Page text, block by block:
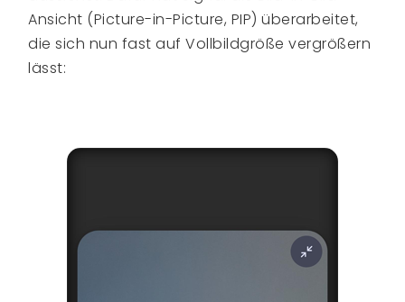
Ansicht (Picture-in-Picture, PIP) überarbeitet,
die sich nun fast auf Vollbildgröße vergrößern
lässt: